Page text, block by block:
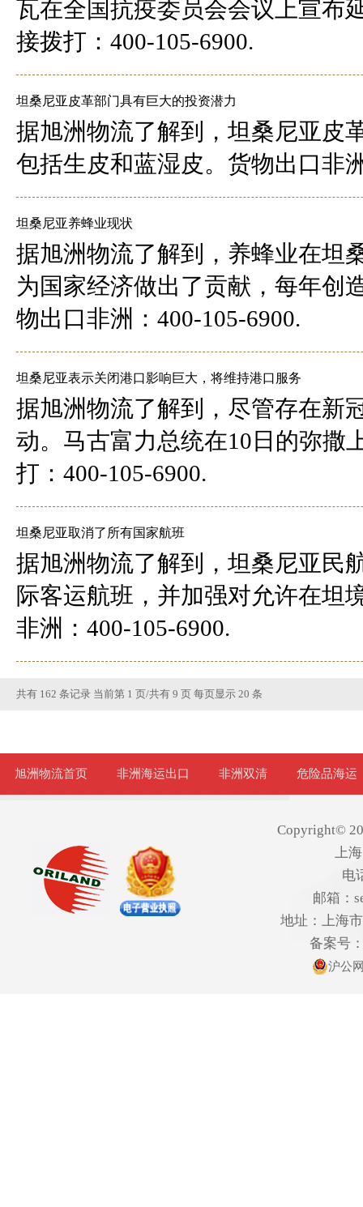
瓦在全国抗疫委员会会议上宣布
接拨打：400-105-6900.
坦桑尼亚皮革部门具有巨大的投资潜力
据旭洲物流了解到，坦桑尼亚皮
包括生皮和蓝湿皮。货物出口非
坦桑尼亚养蜂业现状
据旭洲物流了解到，养蜂业在坦
为国家经济做出了贡献，每年创
物出口非洲：400-105-6900.
坦桑尼亚表示关闭港口影响巨大，将维持港口服务
据旭洲物流了解到，尽管存在新
动。马古富力总统在10日的弥撒
打：400-105-6900.
坦桑尼亚取消了所有国家航班
据旭洲物流了解到，坦桑尼亚民
际客运航班，并加强对允许在坦
非洲：400-105-6900.
共有 162 条记录 当前第 1 页/共有 9 页 每页显示 20 条
旭洲物流首页 非洲海运出口 非洲双清 危险品海运
Copyright©
上
电
邮箱：
地址：上海
备案号
沪公